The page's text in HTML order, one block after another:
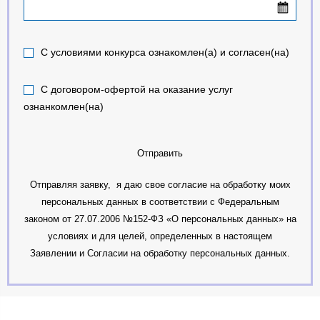
С условиями конкурса ознакомлен(а) и согласен(на)
С договором-офертой на оказание услуг
ознанкомлен(на)
Отправить
Отправляя заявку, я даю свое согласие на обработку моих
персональных данных в соответствии с Федеральным
законом от 27.07.2006 №152-ФЗ «О персональных данных» на
условиях и для целей, определенных в настоящем
Заявлении и Согласии на обработку персональных данных.